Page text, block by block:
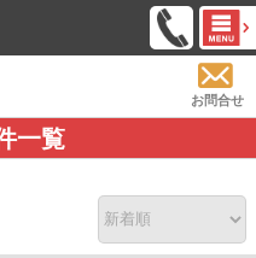
お問合せ
一覧